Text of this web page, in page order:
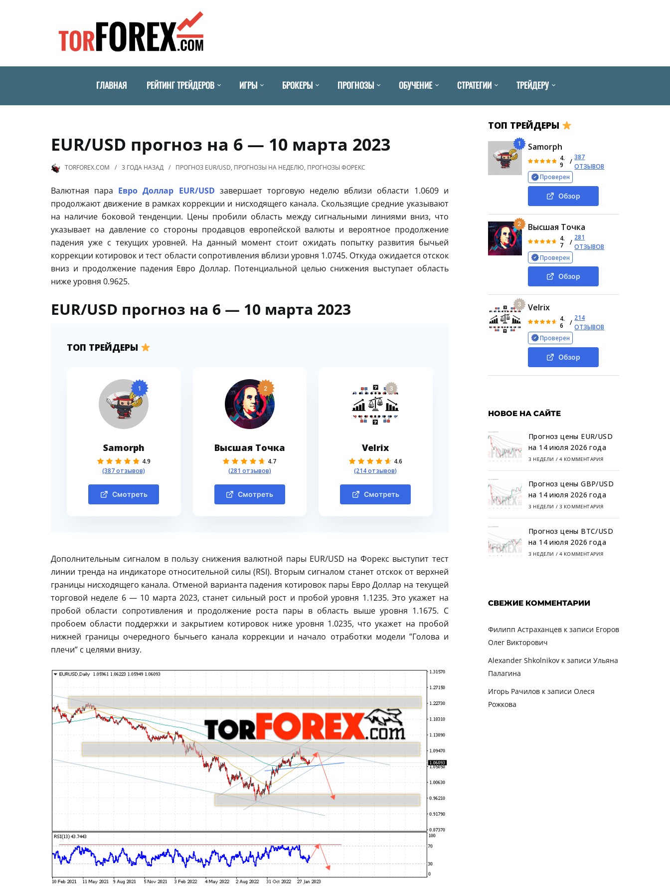
ГЛАВНАЯ РЕЙТИНГ ТРЕЙДЕРОВ ИГРЫ БРОКЕРЫ ПРОГНОЗЫ ОБУЧЕНИЕ СТРАТЕГИИ ТРЕЙДЕРУ
EUR/USD прогноз на 6 — 10 марта 2023
TORFOREX.COM 3 ГОДА НАЗАД ПРОГНОЗ EUR/USD, ПРОГНОЗЫ НА НЕДЕЛЮ, ПРОГНОЗЫ ФОРЕКС
Валютная пара Евро Доллар EUR/USD завершает торговую неделю вблизи области 1.0609 и
продолжают движение в рамках коррекции и нисходящего канала. Скользящие средние указывают
на наличие боковой тенденции. Цены пробили область между сигнальными линиями вниз, что
указывает на давление со стороны продавцов европейской валюты и вероятное продолжение
падения уже с текущих уровней. На данный момент стоит ожидать попытку развития бычьей
коррекции котировок и тест области сопротивления вблизи уровня 1.0745. Откуда ожидается отскок
вниз и продолжение падения Евро Доллар. Потенциальной целью снижения выступает область
ниже уровня 0.9625.
EUR/USD прогноз на 6 — 10 марта 2023
ТОП ТРЕЙДЕРЫ
1
Samorph
4.9
(387 отзывов)
Смотреть
2
Высшая Точка
4.7
(281 отзывов)
Смотреть
3
Velrix
4.6
(214 отзывов)
Смотреть
Дополнительным сигналом в пользу снижения валютной пары EUR/USD на Форекс выступит тест
линии тренда на индикаторе относительной силы (RSI). Вторым сигналом станет отскок от верхней
границы нисходящего канала. Отменой варианта падения котировок пары Евро Доллар на текущей
торговой неделе 6 — 10 марта 2023, станет сильный рост и пробой уровня 1.1235. Это укажет на
пробой области сопротивления и продолжение роста пары в область выше уровня 1.1675. С
пробоем области поддержки и закрытием котировок ниже уровня 1.0235, что укажет на пробой
нижней границы очередного бычьего канала коррекции и начало отработки модели ”Голова и
плечи” с целями внизу.
ТОП ТРЕЙДЕРЫ
1 Samorph
4.
9
/
387
ОТЗЫВОВ
Проверен
Обзор
2 Высшая Точка
4.
7
/
281
ОТЗЫВОВ
Проверен
Обзор
3 Velrix
4.
6
/
214
ОТЗЫВОВ
Проверен
Обзор
НОВОЕ НА САЙТЕ
Прогноз цены EUR/USD
на 14 июля 2026 года
3 НЕДЕЛИ / 4 КОММЕНТАРИЯ
Прогноз цены GBP/USD
на 14 июля 2026 года
3 НЕДЕЛИ / 3 КОММЕНТАРИЯ
Прогноз цены BTC/USD
на 14 июля 2026 года
3 НЕДЕЛИ / 4 КОММЕНТАРИЯ
СВЕЖИЕ КОММЕНТАРИИ
Филипп Астраханцевк записи Егоров
Олег Викторович
Alexander Shkolnikovк записи Ульяна
Палагина
Игорь Рачиловк записи Олеся
Рожкова